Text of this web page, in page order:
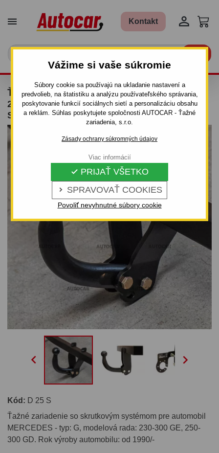
Vážime si vaše súkromie
Súbory cookie sa používajú na ukladanie nastavení a
predvolieb, na štatistiku a analýzu používateľského správania,
poskytovanie funkcií sociálnych sietí a personalizáciu obsahu
a reklám. Súhlas poskytujete spoločnosti AUTOCAR - Ťažné
zariadenia, s.r.o.
Zásady ochrany súkromných údajov
 SPRAVOVAŤ COOKIES
 PRIJAŤ VŠETKO
Povoliť nevyhnutné súbory cookie
Viac informácií
 Kontakt 
ŤAŽNÉ ZARIADENIE PRE MERCEDES G -
230-300 GE, 250-300 GD - SKRUTKOVÝ
SYSTÉM - OD 1990 /-
 
Kód: D 25 S
Ťažné zariadenie so skrutkovým systémom pre automobil
MERCEDES - typ: G, modelová rada: 230-300 GE, 250-
300 GD. Rok výroby automobilu: od 1990/-